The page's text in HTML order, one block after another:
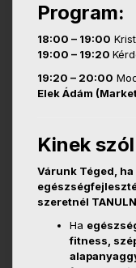
Program:
18:00 – 19:00
19:00 – 19:20
19:20 – 20:00
Elek Ádám
Kinek
Várunk Téged,
szeretnél
Ha
fitness,